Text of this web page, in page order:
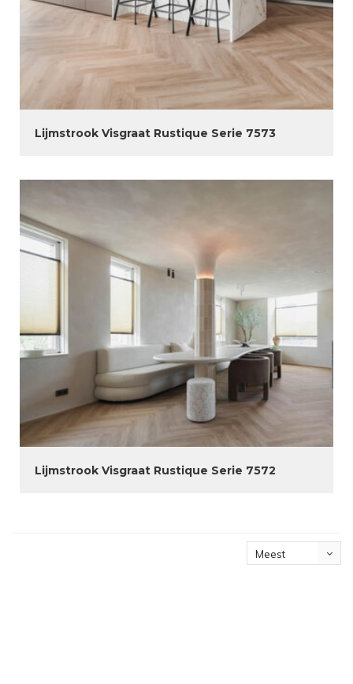
Lijmstrook Visgraat Rustique Serie 7573
Lijmstrook Visgraat Rustique Serie 7572
Meest